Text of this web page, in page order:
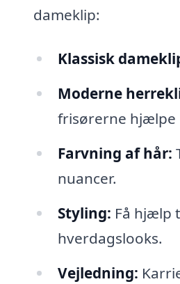
dameklip:
Klassisk
Moderne
frisørerne hjælpe
Farvning af hår:
nuancer.
Styling: Få hjælp
hverdagslooks.
Vejledning: